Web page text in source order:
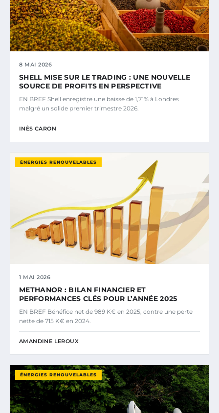
8 MAI 2026
SHELL MISE SUR LE TRADING : UNE NOUVELLE
SOURCE DE PROFITS EN PERSPECTIVE
EN BREF Shell enregistre une baisse de 1,71% à Londres
malgré un solide premier trimestre 2026.
INÈS CARON
ÉNERGIES RENOUVELABLES
1 MAI 2026
METHANOR : BILAN FINANCIER ET
PERFORMANCES CLÉS POUR L’ANNÉE 2025
EN BREF Bénéfice net de 989 K€ en 2025, contre une perte
nette de 715 K€ en 2024.
AMANDINE LEROUX
ÉNERGIES RENOUVELABLES